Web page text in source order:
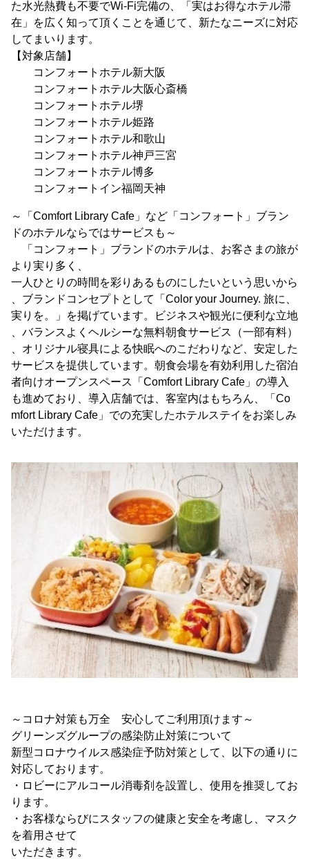
た水光熱費も不要でWi-Fi完備の、「実はお得なホテル滞
在」を広く知って頂くことを通じて、新たなニーズに対応
してまいります。
【対象店舗】
コンフォートホテル新大阪
コンフォートホテル大阪心斎橋
コンフォートホテル堺
コンフォートホテル姫路
コンフォートホテル和歌山
コンフォートホテル神戸三宮
コンフォートホテル博多
コンフォートイン福岡天神
～「Comfort Library Cafe」など「コンフォート」ブラン
ドのホテルならではサービスも～
「コンフォート」ブランドのホテルは、お客さまの旅が
より実り多く、
一人ひとりの時間を彩りあるものにしたいという思いから
、ブランドコンセプトとして「Color your Journey. 旅に、
実りを。」を掲げています。ビジネスや観光に便利な立地
、バランスよくヘルシーな無料朝食サービス（一部有料）
、オリジナル寝具による快眠へのこだわりなど、安定した
サービスを提供しています。朝食会場を有効利用した宿泊
者向けオープンスペース「Comfort Library Cafe」の導入
も進めており、導入店舗では、客室内はもちろん、「Co
mfort Library Cafe」での充実したホテルステイをお楽しみ
いただけます。
～コロナ対策も万全 安心してご利用頂けます～
グリーンズグループの感染防止対策について
新型コロナウイルス感染症予防対策として、以下の通りに
対応しております。
・ロビーにアルコール消毒剤を設置し、使用を推奨してお
ります。
・お客様ならびにスタッフの健康と安全を考慮し、マスク
を着用させて
いただきます。